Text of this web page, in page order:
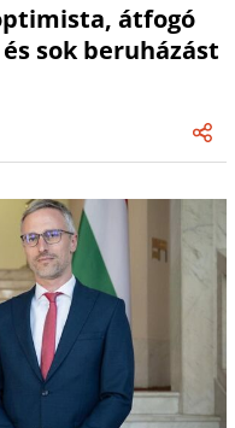
átfogó
sok beruházást